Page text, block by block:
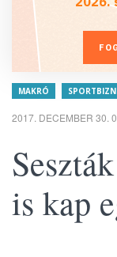
MAKRÓ
2017. DECEMBER 30.
is kap